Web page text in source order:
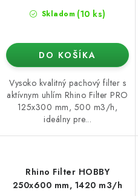
Skladom (10 ks)
DO KOŠÍKA
Vysoko kvalitný pachový filter s
aktívnym uhlím Rhino Filter PRO
125x300 mm, 500 m3/h,
ideálny pre...
Rhino Filter HOBBY
250x600 mm, 1420 m3/h